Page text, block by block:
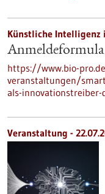
Künstliche
https://www.bio-
veranstaltungen/
als-
Veranstaltung -